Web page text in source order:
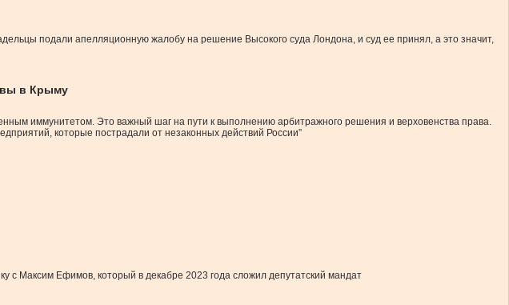
подали апелляционную жалобу на решение Высокого суда Лондона, и суд ее принял, а это значит,
в Крыму
иммунитетом. Это важный шаг на пути к выполнению арбитражного решения и верховенства права.
которые пострадали от незаконных действий России”
с Максим Ефимов, который в декабре 2023 года сложил депутатский мандат